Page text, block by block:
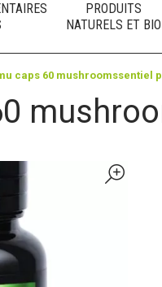
PRODUITS
NATURELS ET BIO
caps 60 mushroomssentiel